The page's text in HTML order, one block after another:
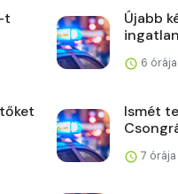
t
Újabb
6
Ismét
7